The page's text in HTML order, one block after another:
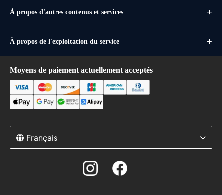
À propos d'autres contenus et services
À propos de l'exploitation du service
Moyens de paiement actuellement acceptés
Français